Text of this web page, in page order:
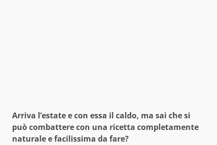
Arriva l’estate e con essa il caldo, ma sai che si
può combattere con una ricetta completamente
naturale e facilissima da fare?